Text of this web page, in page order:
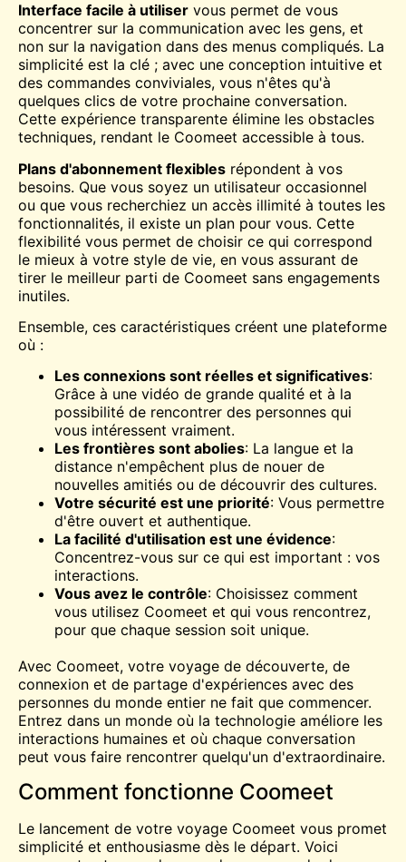
Interface facile à utiliser vous permet de vous
concentrer sur la communication avec les gens, et
non sur la navigation dans des menus compliqués. La
simplicité est la clé ; avec une conception intuitive et
des commandes conviviales, vous n'êtes qu'à
quelques clics de votre prochaine conversation.
Cette expérience transparente élimine les obstacles
techniques, rendant le Coomeet accessible à tous.
Plans d'abonnement flexibles répondent à vos
besoins. Que vous soyez un utilisateur occasionnel
ou que vous recherchiez un accès illimité à toutes les
fonctionnalités, il existe un plan pour vous. Cette
flexibilité vous permet de choisir ce qui correspond
le mieux à votre style de vie, en vous assurant de
tirer le meilleur parti de Coomeet sans engagements
inutiles.
Ensemble, ces caractéristiques créent une plateforme
où :
Les connexions sont réelles et significatives:
Grâce à une vidéo de grande qualité et à la
possibilité de rencontrer des personnes qui
vous intéressent vraiment.
Les frontières sont abolies: La langue et la
distance n'empêchent plus de nouer de
nouvelles amitiés ou de découvrir des cultures.
Votre sécurité est une priorité: Vous permettre
d'être ouvert et authentique.
La facilité d'utilisation est une évidence:
Concentrez-vous sur ce qui est important : vos
interactions.
Vous avez le contrôle: Choisissez comment
vous utilisez Coomeet et qui vous rencontrez,
pour que chaque session soit unique.
Avec Coomeet, votre voyage de découverte, de
connexion et de partage d'expériences avec des
personnes du monde entier ne fait que commencer.
Entrez dans un monde où la technologie améliore les
interactions humaines et où chaque conversation
peut vous faire rencontrer quelqu'un d'extraordinaire.
Comment fonctionne Coomeet
Le lancement de votre voyage Coomeet vous promet
simplicité et enthousiasme dès le départ. Voici